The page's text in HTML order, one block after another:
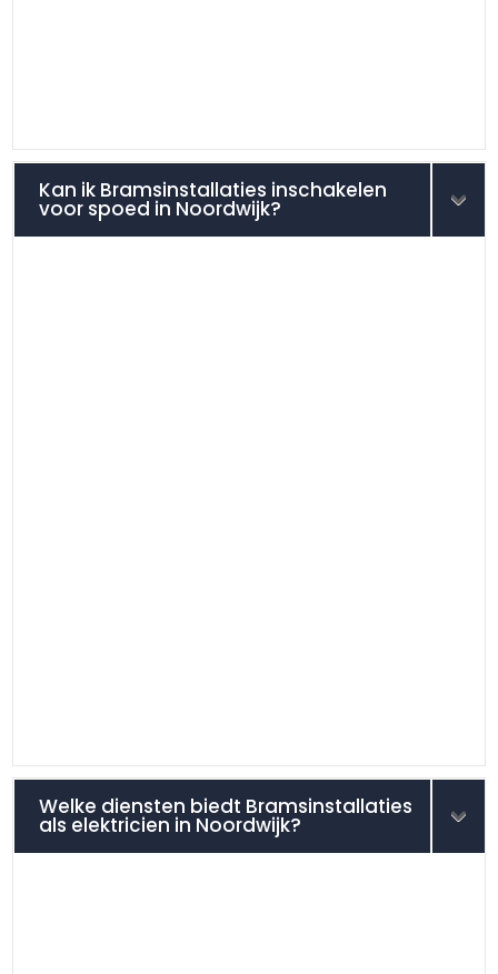
Kan ik Bramsinstallaties inschakelen
voor spoed in Noordwijk?
Welke diensten biedt Bramsinstallaties
als elektricien in Noordwijk?